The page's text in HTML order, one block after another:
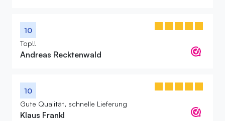
10
Top!!
Andreas Recktenwald
10
Gute Qualität, schnelle Lieferung
Klaus Frankl